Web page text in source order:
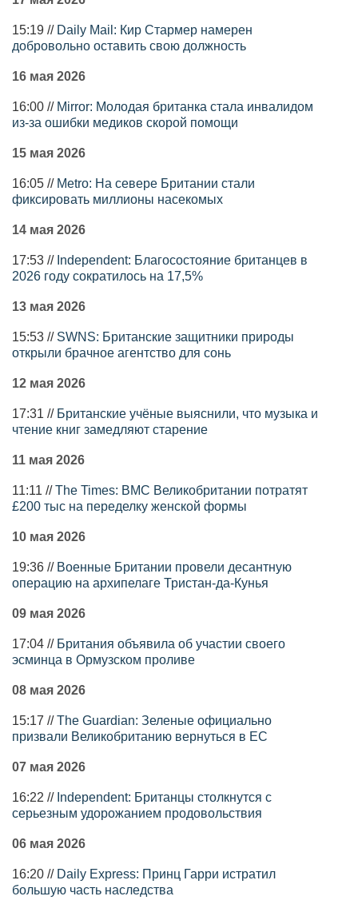
15:19 // Daily Mail: Кир Стармер намерен
добровольно оставить свою должность
16 мая 2026
16:00 // Mirror: Молодая британка стала инвалидом
из-за ошибки медиков скорой помощи
15 мая 2026
16:05 // Metro: На севере Британии стали
фиксировать миллионы насекомых
14 мая 2026
17:53 // Independent: Благосостояние британцев в
2026 году сократилось на 17,5%
13 мая 2026
15:53 // SWNS: Британские защитники природы
открыли брачное агентство для сонь
12 мая 2026
17:31 // Британские учёные выяснили, что музыка и
чтение книг замедляют старение
11 мая 2026
11:11 //The Times: ВМС Великобритании потратят
£200 тыс на переделку женской формы
10 мая 2026
19:36 // Военные Британии провели десантную
операцию на архипелаге Тристан-да-Кунья
09 мая 2026
17:04 // Британия объявила об участии своего
эсминца в Ормузском проливе
08 мая 2026
15:17 //The Guardian: Зеленые официально
призвали Великобританию вернуться в ЕС
07 мая 2026
16:22 // Independent: Британцы столкнутся с
серьезным удорожанием продовольствия
06 мая 2026
16:20 // Daily Express: Принц Гарри истратил
большую часть наследства